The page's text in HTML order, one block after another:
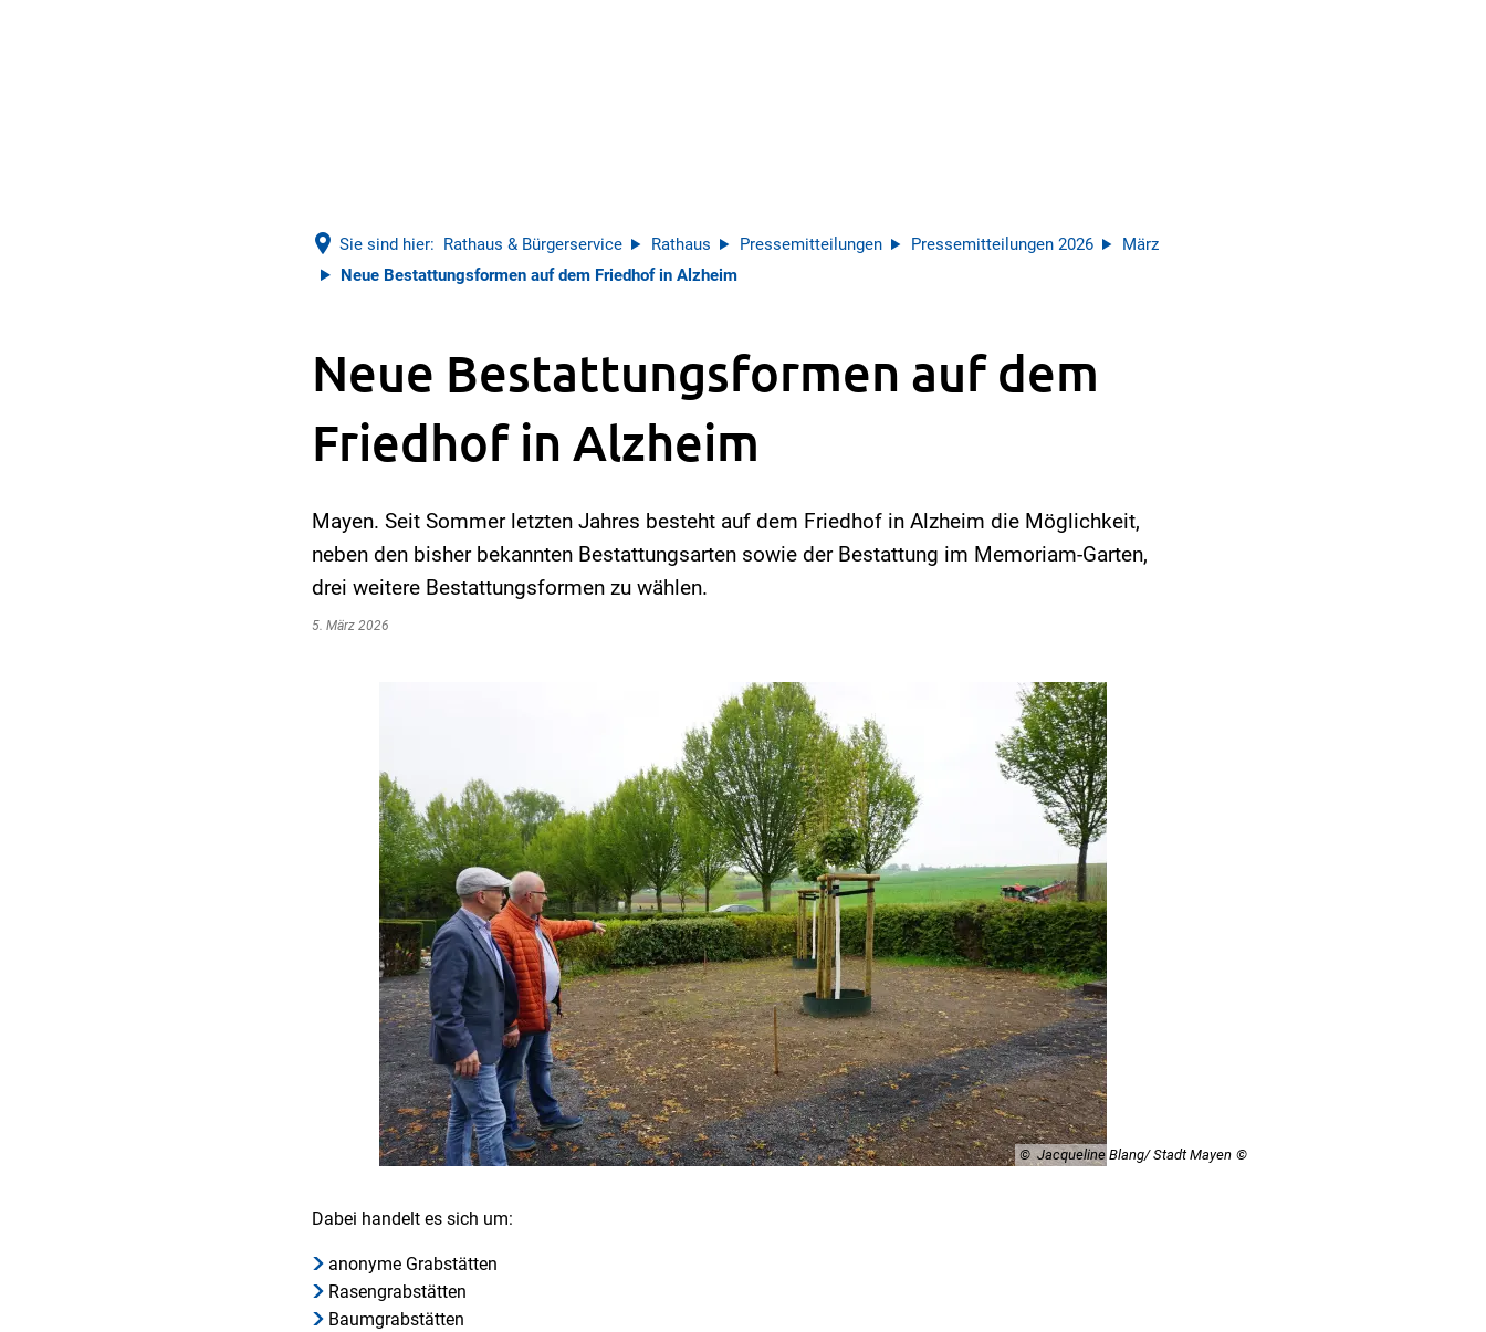
Sie sind hier: Rathaus & Bürgerservice Rathaus Pressemitteilungen Pressemitteilungen 2026
März
Neue Bestattungsformen auf dem Friedhof in Alzheim
Neue Bestattungsformen auf dem
Friedhof in Alzheim
Mayen. Seit Sommer letzten Jahres besteht auf dem Friedhof in Alzheim die Möglichkeit,
neben den bisher bekannten Bestattungsarten sowie der Bestattung im Memoriam-Garten,
drei weitere Bestattungsformen zu wählen.
5. März 2026
© Jacqueline Blang/ Stadt Mayen
Dabei handelt es sich um:
anonyme Grabstätten
Rasengrabstätten
Baumgrabstätten